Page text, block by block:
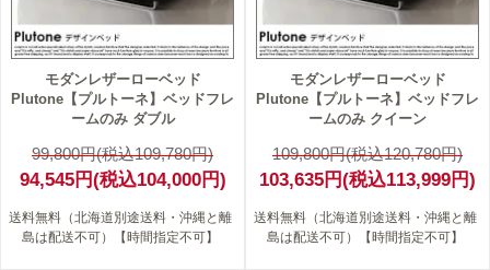
モダンレザーローベッド
Plutone【プルトーネ】ベッドフレ
ームのみ ダブル
99,800円(税込109,780円)
94,545円(税込104,000円)
送料無料（北海道別途送料・沖縄と離
島は配送不可）【時間指定不可】
モダンレザーローベッド
Plutone【プルトーネ】ベッドフレ
ームのみ クイーン
109,800円(税込120,780円)
103,635円(税込113,999円)
送料無料（北海道別途送料・沖縄と離
島は配送不可）【時間指定不可】